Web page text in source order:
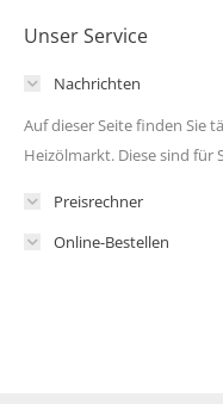
Unser Service
Nachrichten
Auf dieser Seite finden Sie
Heizölmarkt. Diese sind für
Preisrechner
Online-Bestellen